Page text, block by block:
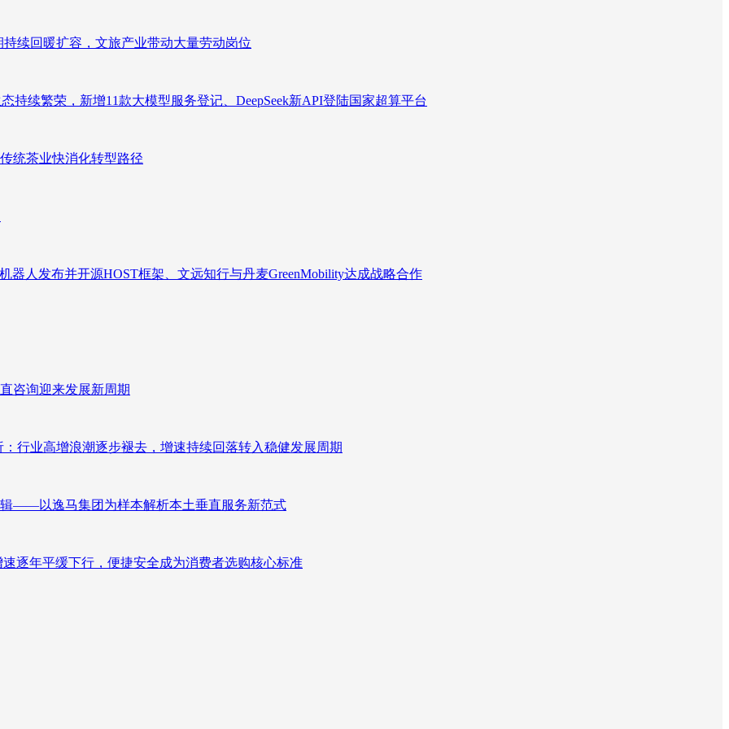
续回暖扩容，文旅产业带动大量劳动岗位
续繁荣，新增11款大模型服务登记、DeepSeek新API登陆国家超算平台
统茶业快消化转型路径
器人发布并开源HOST框架、文远知行与丹麦GreenMobility达成战略合作
咨询迎来发展新周期
行业高增浪潮逐步褪去，增速持续回落转入稳健发展周期
——以逸马集团为样本解析本土垂直服务新范式
逐年平缓下行，便捷安全成为消费者选购核心标准